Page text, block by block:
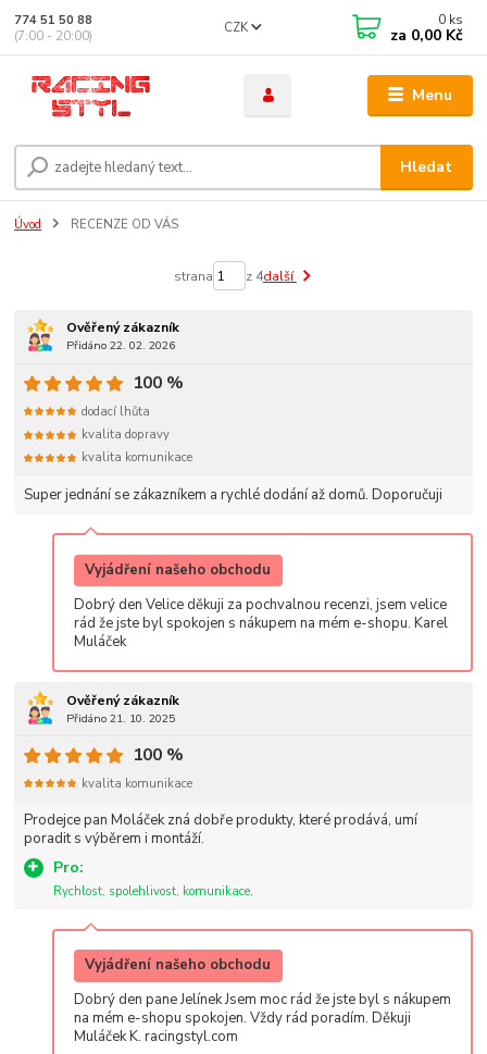
Menu
CZK
Hledat
774 51 50 88
(7:00 - 20:00)
0 ks
za 0,00 Kč
Úvod RECENZE OD VÁS
strana z 4další
Ověřený zákazník
Přidáno 22. 02. 2026
Super jednání se zákazníkem a rychlé dodání až domů. Doporučuji
100 %
dodací lhůta
kvalita dopravy
kvalita komunikace
Vyjádření našeho obchodu
Dobrý den Velice děkuji za pochvalnou recenzi, jsem velice
rád že jste byl spokojen s nákupem na mém e-shopu. Karel
Muláček
Ověřený zákazník
Přidáno 21. 10. 2025
Prodejce pan Moláček zná dobře produkty, které prodává, umí
poradit s výběrem i montáží.
Pro:
Rychlost, spolehlivost, komunikace,
100 %
kvalita komunikace
Vyjádření našeho obchodu
Dobrý den pane Jelínek Jsem moc rád že jste byl s nákupem
na mém e-shopu spokojen. Vždy rád poradím. Děkuji
Muláček K. racingstyl.com